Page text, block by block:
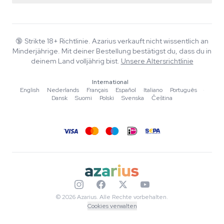
FAQ
Datenschutzrichtlinie
Wiki
Blog
Autoren
Tools & Rechner
🔞 Strikte 18+ Richtlinie. Azarius verkauft nicht wissentlich an
Minderjährige. Mit deiner Bestellung bestätigst du, dass du in
deinem Land volljährig bist. Unsere Altersrichtlinie
International
English
·Nederlands ·Français ·Español ·Italiano ·Português
·
Dansk
·Suomi ·Polski ·Svenska ·Čeština
© 2026 Azarius. Alle Rechte vorbehalten.
Cookies verwalten